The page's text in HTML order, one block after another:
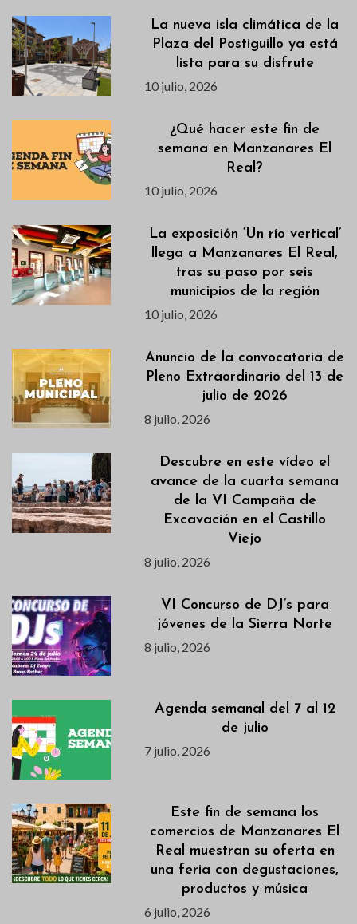
La nueva isla climática de la
Plaza del Postiguillo ya está
lista para su disfrute
10 julio, 2026
¿Qué hacer este fin de
semana en Manzanares El
Real?
10 julio, 2026
La exposición ‘Un río vertical’
llega a Manzanares El Real,
tras su paso por seis
municipios de la región
10 julio, 2026
Anuncio de la convocatoria de
Pleno Extraordinario del 13 de
julio de 2026
8 julio, 2026
Descubre en este vídeo el
avance de la cuarta semana
de la VI Campaña de
Excavación en el Castillo
Viejo
8 julio, 2026
VI Concurso de DJ’s para
jóvenes de la Sierra Norte
8 julio, 2026
Agenda semanal del 7 al 12
de julio
7 julio, 2026
Este fin de semana los
comercios de Manzanares El
Real muestran su oferta en
una feria con degustaciones,
productos y música
6 julio, 2026